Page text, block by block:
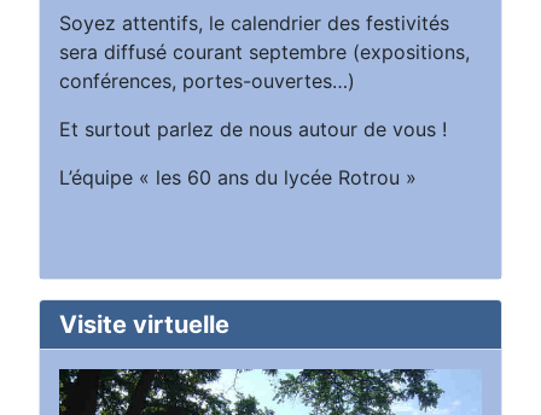
Soyez attentifs, le calendrier des festivités
sera diffusé courant septembre (expositions,
conférences, portes-ouvertes…)
Et surtout parlez de nous autour de vous !
L’équipe « les 60 ans du lycée Rotrou »
Visite virtuelle